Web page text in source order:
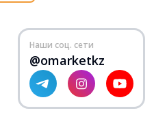
Наши соц. сети
@omarketkz